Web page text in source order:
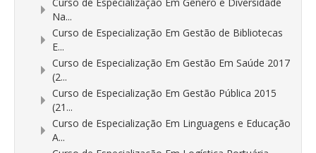
Na...
Curso de Especialização Em Gestão de Bibliotecas
E...
Curso de Especialização Em Gestão Em Saúde 2017
(2...
Curso de Especialização Em Gestão Pública 2015
(21...
Curso de Especialização Em Linguagens e Educação
A...